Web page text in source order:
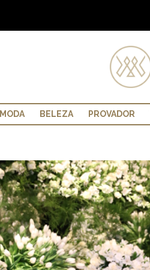
MODA BELEZA PROVADOR